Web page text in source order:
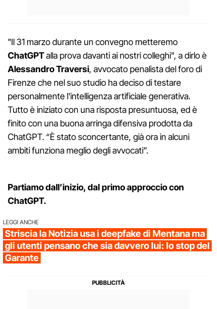
"Il 31 marzo durante un convegno metteremo
ChatGPTalla prova davanti ai nostri colleghi", a dirlo è
Alessandro Traversi, avvocato penalista del foro di
Firenze che nel suo studio ha deciso di testare
personalmente l'intelligenza artificiale generativa.
Tutto è iniziato con una risposta presuntuosa, ed è
finito con una buona arringa difensiva prodotta da
ChatGPT. “È stato sconcertante, già ora in alcuni
ambiti funziona meglio degli avvocati”.
Partiamo dall’inizio, dal primo approccio con
ChatGPT.
LEGGI ANCHE
Striscia la Notizia usa i deepfake di Mentana ma
gli utenti pensano che sia davvero lui: lo stop del
Garante